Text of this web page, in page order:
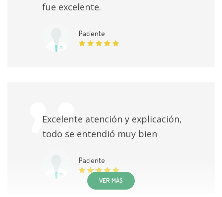
fue excelente.
Paciente
Excelente atención y explicación,
todo se entendió muy bien
Paciente
VER MÁS